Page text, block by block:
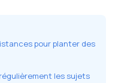
pour planter des
les sujets